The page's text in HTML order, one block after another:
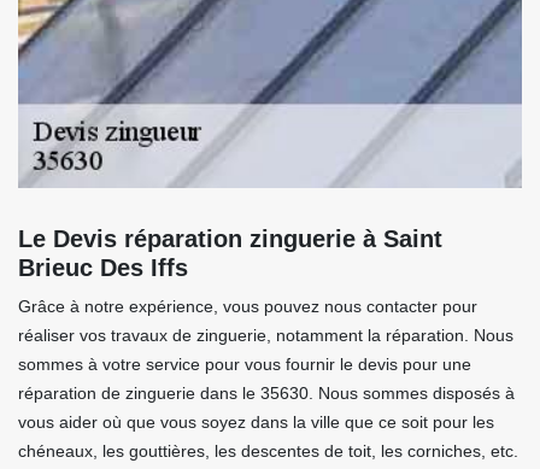
Le Devis réparation zinguerie à Saint
Brieuc Des Iffs
Grâce à notre expérience, vous pouvez nous contacter pour
réaliser vos travaux de zinguerie, notamment la réparation. Nous
sommes à votre service pour vous fournir le devis pour une
réparation de zinguerie dans le 35630. Nous sommes disposés à
vous aider où que vous soyez dans la ville que ce soit pour les
chéneaux, les gouttières, les descentes de toit, les corniches, etc.